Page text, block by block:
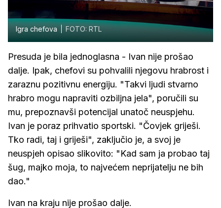
Igra chefova FOTO: RTL
Presuda je bila jednoglasna - Ivan nije prošao
dalje. Ipak, chefovi su pohvalili njegovu hrabrost i
zaraznu pozitivnu energiju. "Takvi ljudi stvarno
hrabro mogu napraviti ozbiljna jela", poručili su
mu, prepoznavši potencijal unatoč neuspjehu.
Ivan je poraz prihvatio sportski. "Čovjek griješi.
Tko radi, taj i griješi", zaključio je, a svoj je
neuspjeh opisao slikovito: "Kad sam ja probao taj
šug, majko moja, to najvećem neprijatelju ne bih
dao."
Ivan na kraju nije prošao dalje.